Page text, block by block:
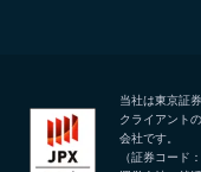
当社は東京証
クライアント
会社です。
（証券コード